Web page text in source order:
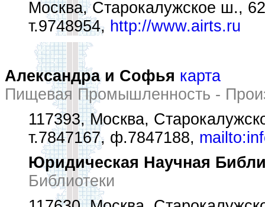
Москва, Старокалужское ш.,
т.9748954, http://www.airts.ru
Александра и Софья карта
Пищевая Промышленность -
117393, Москва,
т.7847167, ф.7847188,
Юридическая Научная
Библиотеки